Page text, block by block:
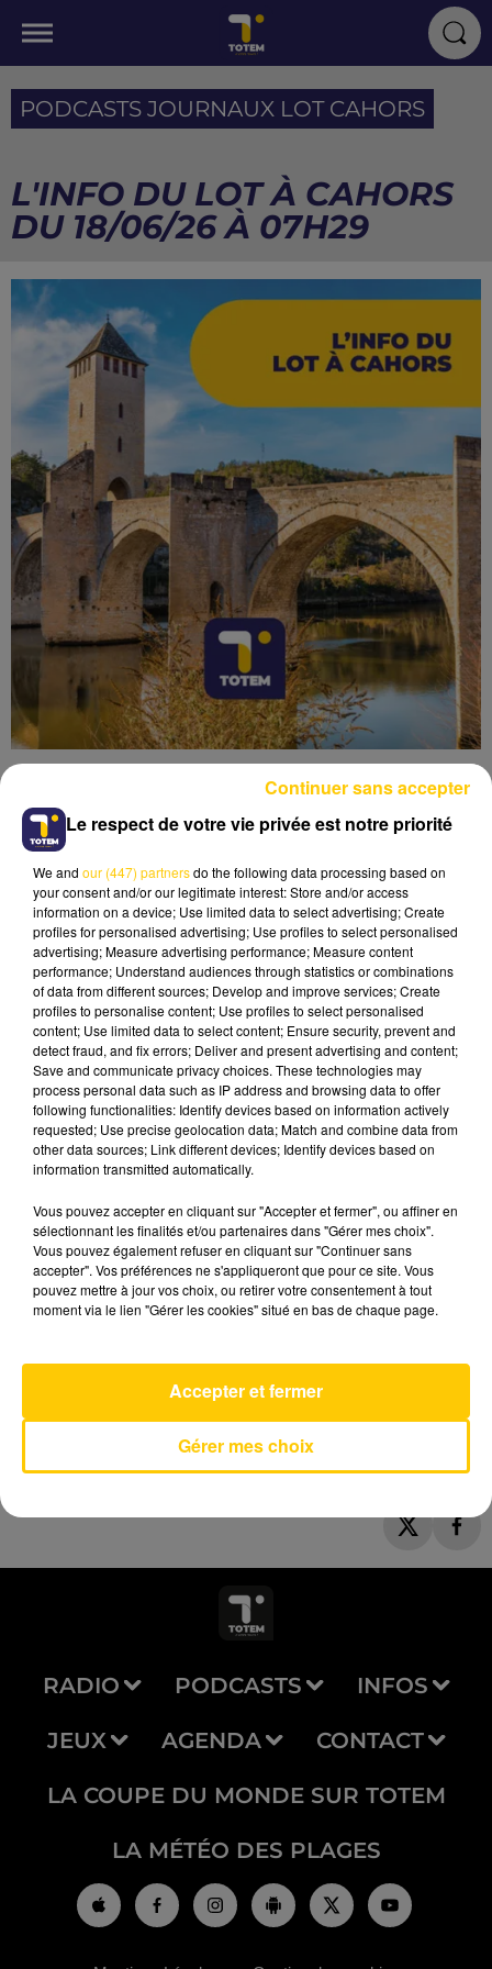
PODCASTS JOURNAUX LOT CAHORS
L'INFO DU LOT À CAHORS
DU 18/06/26 À 07H29
Lecture (4 min 10 sec)
18 juin 2026 - 4 min 10 sec
L'INFO DU LOT À CAHORS DU 18/06/26
À 07H29
L'info du Lot à Cahors
LEWIS CAPALDI
AVEYRON NORD
RADIO PODCASTS INFOS
JEUX AGENDA CONTACT
LA COUPE DU MONDE SUR TOTEM
LA MÉTÉO DES PLAGES
Le respect de votre vie privée est notre priorité
We and our (447) partnersdo the following data processing based on
your consent and/or our legitimate interest: Store and/or access
information on a device; Use limited data to select advertising; Create
profiles for personalised advertising; Use profiles to select personalised
advertising; Measure advertising performance; Measure content
performance; Understand audiences through statistics or combinations
of data from different sources; Develop and improve services; Create
profiles to personalise content; Use profiles to select personalised
content; Use limited data to select content; Ensure security, prevent and
detect fraud, and fix errors; Deliver and present advertising and content;
Save and communicate privacy choices. These technologies may
process personal data such as IP address and browsing data to offer
following functionalities: Identify devices based on information actively
requested; Use precise geolocation data; Match and combine data from
other data sources; Link different devices; Identify devices based on
information transmitted automatically.
Vous pouvez accepter en cliquant sur "Accepter et fermer", ou affiner en
sélectionnant les finalités et/ou partenaires dans "Gérer mes choix".
Vous pouvez également refuser en cliquant sur "Continuer sans
accepter". Vos préférences ne s'appliqueront que pour ce site. Vous
pouvez mettre à jour vos choix, ou retirer votre consentement à tout
moment via le lien "Gérer les cookies" situé en bas de chaque page.
Gérer mes choix
Accepter et fermer
Continuer sans accepter